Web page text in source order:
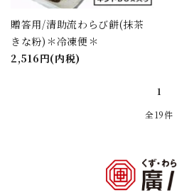
贈答用/清助流わらび餅(抹茶
きな粉)＊冷凍便＊
2,516円(内税)
1
全19件